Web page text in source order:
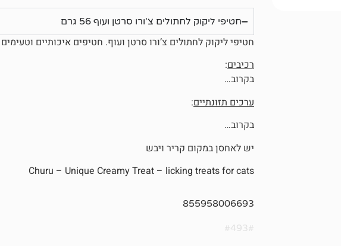
חטיפי ליקוק לחתולים צ'ורו סרטן ועוף 56 גרם
חטיפי ליקוק לחתולים צ’ורו סרטן ועוף. חטיפים איכותיים
רכיבים:
בקרוב…
ערכים תזונתיים:
בקרוב…
יש לאחסן במקום קריר ויבש
Churu – Unique Creamy Treat – licking treats for cats
855958006693
#493#